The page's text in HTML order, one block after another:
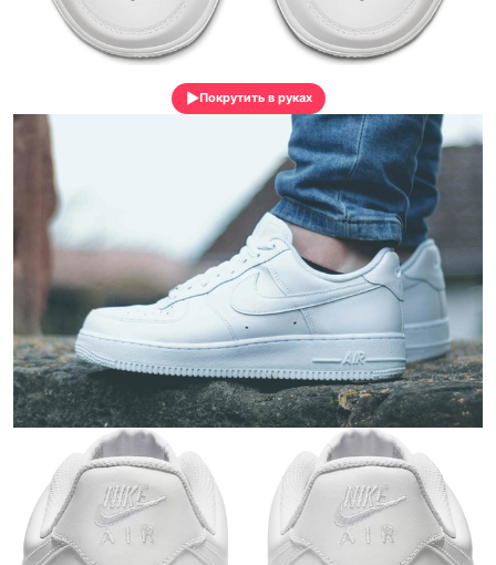
Покрутить в руках